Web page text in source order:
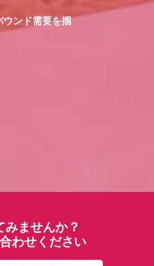
ンド需要を掴
ませんか？
わせください